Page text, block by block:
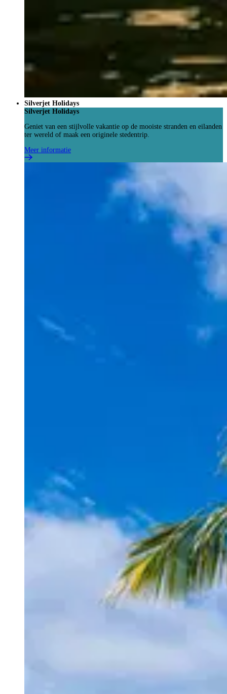
Silverjet Holidays
Silverjet Holidays
Geniet van een stijlvolle vakantie op de mooiste stranden en eilanden
ter wereld of maak een originele stedentrip.
Meer informatie